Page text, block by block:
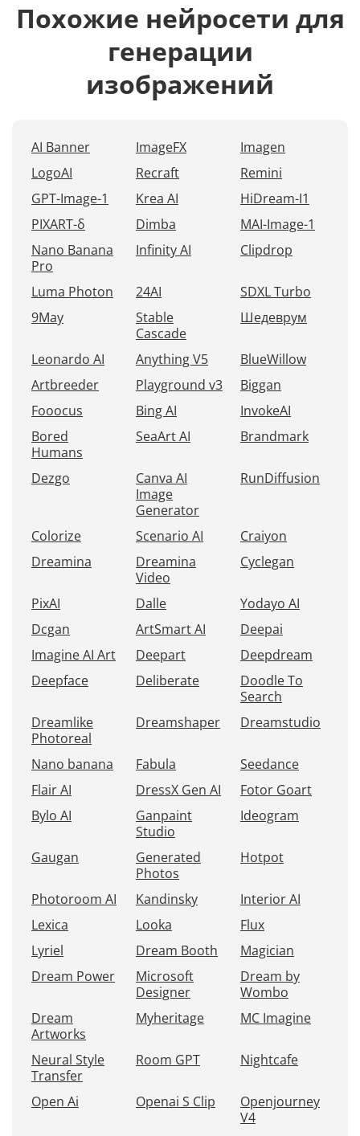
Похожие нейросети для
генерации
изображений
AI Banner ImageFX
Imagen
LogoAI
Recraft
Remini
GPT-Image-1
Krea AI
HiDream-I1
PIXART-δ
Dimba
MAI-Image-1
Nano Banana
Pro
Infinity AI Clipdrop
Luma Photon 24AI
SDXL Turbo
9May
Stable
Cascade
Шедеврум
Leonardo AI Anything V5
BlueWillow
Artbreeder
Playground v3
Biggan
Fooocus
Bing AI
InvokeAI
Bored
Humans
SeaArt AI Brandmark
Dezgo
Canva AI
Image
Generator
RunDiffusion
Colorize Scenario AI
Craiyon
Dreamina
Dreamina
Video
Cyclegan
PixAI Dalle
Yodayo AI
Dcgan
ArtSmart AI
Deepai
Imagine AI Art
Deepart
Deepdream
Deepface
Deliberate
Doodle To
Search
Dreamlike
Photoreal
Dreamshaper Dreamstudio
Nano banana Fabula
Seedance
Flair AI
DressX Gen AI
Fotor Goart
Bylo AI
Ganpaint
Studio
Ideogram
Gaugan
Generated
Photos
Hotpot
Photoroom AI Kandinsky
Interior AI
Lexica
Looka
Flux
Lyriel
Dream Booth
Magician
Dream Power
Microsoft
Designer
Dream by
Wombo
Dream
Artworks
Myheritage MC Imagine
Neural Style
Transfer
Room GPT Nightcafe
Open Ai Openai S Clip
Openjourney
V4